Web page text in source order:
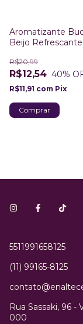
Aromatizante
Beijo
R$12,54
R$20,99
40%
R$11,91 com Pix
Comprar
5511991658125
(11) 99165-8125
Rua Sassaki, 96 -
000